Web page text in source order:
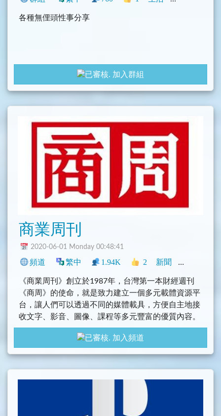
各種無俚頭性事分享
加入群組
商業周刊
2020-06-01 Monday 00:48:41
頻道 繁中 1.94K 2 新聞 中文圈
《商業周刊》創立於1987年，台灣第一本財經週刊
《商周》的使命，就是致力建立一個多元載體資源平
台，讓人們可以透過不同的媒體載具，方便自主地接
收文字、影音、圖像、課程等多元豐富的優質內容。
加入頻道